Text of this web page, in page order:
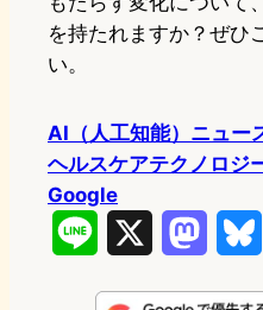
を持たれますか？ぜひ
い。
AI（人工知能）ニュー
ヘルスケアテクノロジ
Google